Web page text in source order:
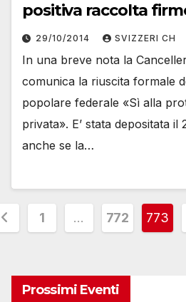
positiva raccolta
29/10/2014 SVIZZERI CH
In una breve nota la
comunica la riuscita formale
popolare federale «Sì alla
privata». E’ stata depositata il
anche se la…
1 … 772 773
Prossimi Eventi